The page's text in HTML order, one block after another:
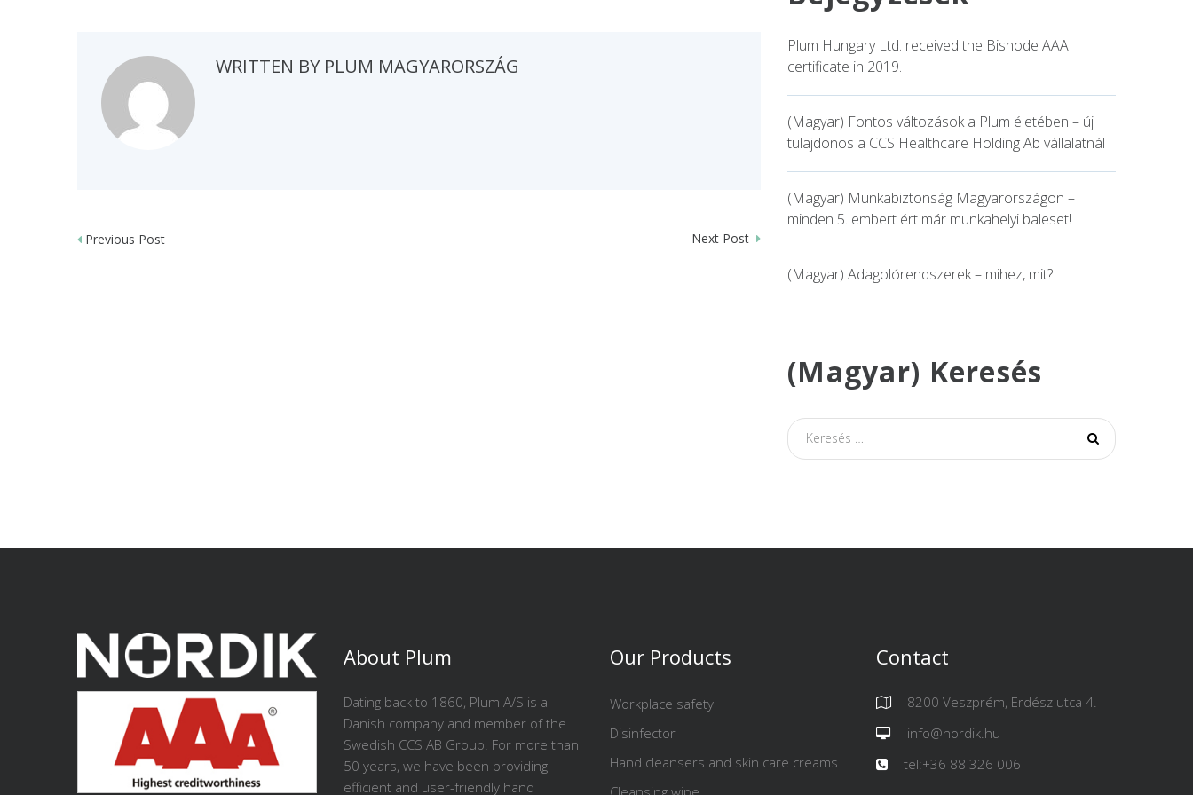
WRITTEN BY PLUM MAGYARORSZÁG
Post
Previous Post Next Post
Plum Hungary Ltd. received the Bisnode AAA
certificate in 2019.
(Magyar) Fontos változások a Plum életében – új
tulajdonos a CCS Healthcare Holding Ab vállalatnál
(Magyar) Munkabiztonság Magyarországon –
minden 5. embert ért már munkahelyi baleset!
(Magyar) Adagolórendszerek – mihez, mit?
(Magyar) Keresés
Search
for:
About Plum
Dating back to 1860, Plum A/S is a
Danish company and member of the
Swedish CCS AB Group. For more than
50 years, we have been providing
efficient and user-friendly hand
Our Products
Workplace safety
Disinfector
Hand cleansers and skin care creams
Cleansing wipe
Contact
8200 Veszprém, Erdész utca 4.
info@nordik.hu
tel:+36 88 326 006